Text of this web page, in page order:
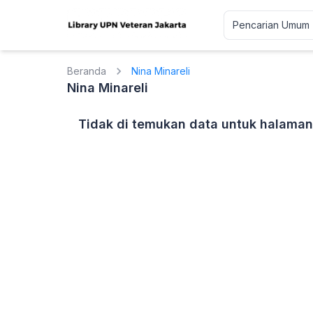
Beranda Nina Minareli
Nina Minareli
Tidak di temukan data untuk